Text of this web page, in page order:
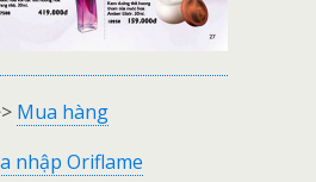
Mua hàng
nhập Oriflame